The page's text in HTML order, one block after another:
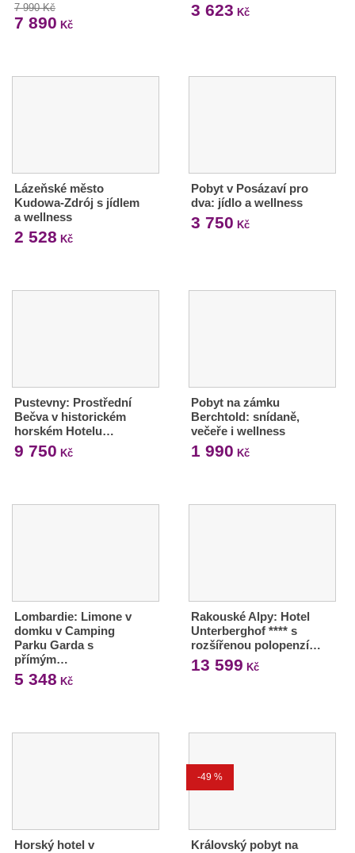
7 990 Kč
7 890 Kč
3 623 Kč
Lázeňské město
Kudowa-Zdrój s jídlem
a wellness
2 528 Kč
Pobyt v Posázaví pro
dva: jídlo a wellness
3 750 Kč
Pustevny: Prostřední
Bečva v historickém
horském Hotelu…
9 750 Kč
Pobyt na zámku
Berchtold: snídaně,
večeře i wellness
1 990 Kč
Lombardie: Limone v
domku v Camping
Parku Garda s
přímým…
5 348 Kč
Rakouské Alpy: Hotel
Unterberghof **** s
rozšířenou polopenzí…
13 599 Kč
Horský hotel v
-49 %
Královský pobyt na